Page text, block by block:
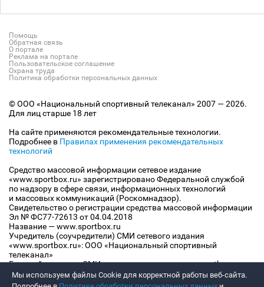
Помощь
Обратная связь
О портале
Реклама на портале
Пользовательское соглашение
Охрана труда
Политика обработки персональных данных
© ООО «Национальный спортивный телеканал» 2007 — 2026.
Для лиц старше 18 лет
На сайте применяются рекомендательные технологии.
Подробнее в Правилах применения рекомендательных
технологий
Средство массовой информации сетевое издание
«www.sportbox.ru» зарегистрировано Федеральной службой
по надзору в сфере связи, информационных технологий
и массовых коммуникаций (Роскомнадзор).
Свидетельство о регистрации средства массовой информации
Эл № ФС77-72613 от 04.04.2018
Название — www.sportbox.ru
Учредитель (соучредители) СМИ сетевого издания
«www.sportbox.ru»: ООО «Национальный спортивный
телеканал»
Главный редактор СМИ сетевого издания «www.sportbox.ru»:
Конов В.А.
Номер телефона редакции СМИ сетевого издания
Мы используем файлы Сookie для корректной работы веб-сайта.